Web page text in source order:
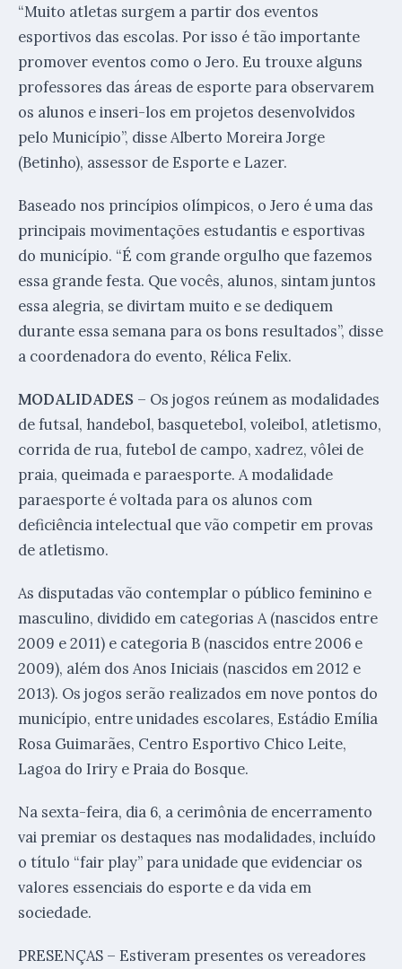
“Muito atletas surgem a partir dos eventos
esportivos das escolas. Por isso é tão importante
promover eventos como o Jero. Eu trouxe alguns
professores das áreas de esporte para observarem
os alunos e inseri-los em projetos desenvolvidos
pelo Município”, disse Alberto Moreira Jorge
(Betinho), assessor de Esporte e Lazer.
Baseado nos princípios olímpicos, o Jero é uma das
principais movimentações estudantis e esportivas
do município. “É com grande orgulho que fazemos
essa grande festa. Que vocês, alunos, sintam juntos
essa alegria, se divirtam muito e se dediquem
durante essa semana para os bons resultados”, disse
a coordenadora do evento, Rélica Felix.
MODALIDADES – Os jogos reúnem as modalidades
de futsal, handebol, basquetebol, voleibol, atletismo,
corrida de rua, futebol de campo, xadrez, vôlei de
praia, queimada e paraesporte. A modalidade
paraesporte é voltada para os alunos com
deficiência intelectual que vão competir em provas
de atletismo.
As disputadas vão contemplar o público feminino e
masculino, dividido em categorias A (nascidos entre
2009 e 2011) e categoria B (nascidos entre 2006 e
2009), além dos Anos Iniciais (nascidos em 2012 e
2013). Os jogos serão realizados em nove pontos do
município, entre unidades escolares, Estádio Emília
Rosa Guimarães, Centro Esportivo Chico Leite,
Lagoa do Iriry e Praia do Bosque.
Na sexta-feira, dia 6, a cerimônia de encerramento
vai premiar os destaques nas modalidades, incluído
o título “fair play” para unidade que evidenciar os
valores essenciais do esporte e da vida em
sociedade.
PRESENÇAS – Estiveram presentes os vereadores